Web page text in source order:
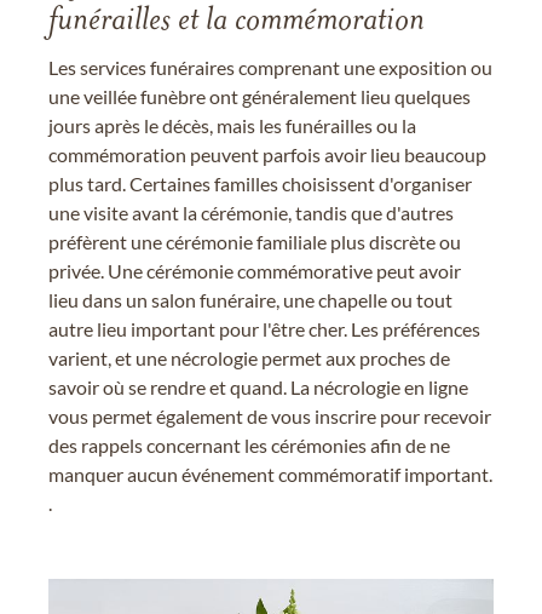
funérailles et la commémoration
Les services funéraires comprenant une exposition ou
une veillée funèbre ont généralement lieu quelques
jours après le décès, mais les funérailles ou la
commémoration peuvent parfois avoir lieu beaucoup
plus tard. Certaines familles choisissent d'organiser
une visite avant la cérémonie, tandis que d'autres
préfèrent une cérémonie familiale plus discrète ou
privée. Une cérémonie commémorative peut avoir
lieu dans un salon funéraire, une chapelle ou tout
autre lieu important pour l'être cher. Les préférences
varient, et une nécrologie permet aux proches de
savoir où se rendre et quand. La nécrologie en ligne
vous permet également de vous inscrire pour recevoir
des rappels concernant les cérémonies afin de ne
manquer aucun événement commémoratif important.